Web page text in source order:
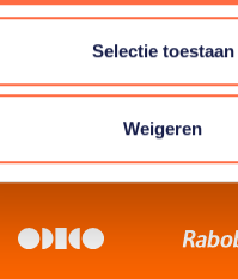
Selectie toestaan
Weigeren